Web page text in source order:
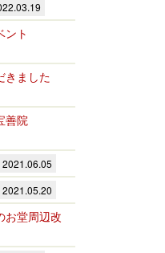
ント
きました
善院
2021.06.05
2021.05.20
お堂周辺改